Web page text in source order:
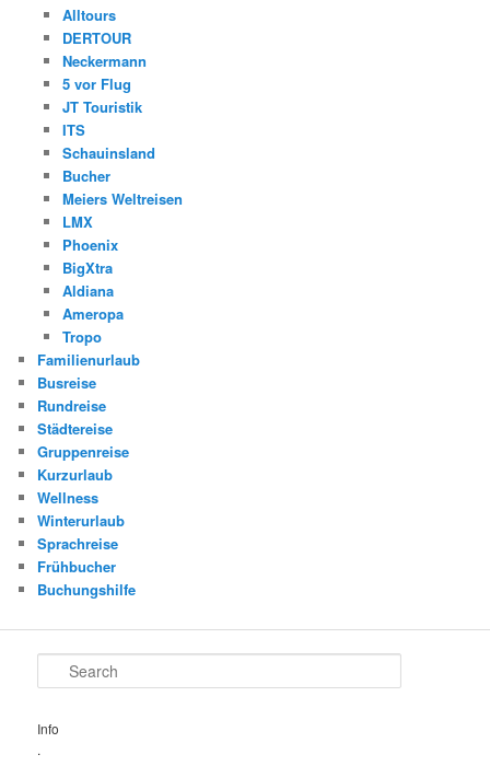
Alltours
DERTOUR
Neckermann
5 vor Flug
JT Touristik
ITS
Schauinsland
Bucher
Meiers Weltreisen
LMX
Phoenix
BigXtra
Aldiana
Ameropa
Tropo
Familienurlaub
Busreise
Rundreise
Städtereise
Gruppenreise
Kurzurlaub
Wellness
Winterurlaub
Sprachreise
Frühbucher
Buchungshilfe
Search
Info
.